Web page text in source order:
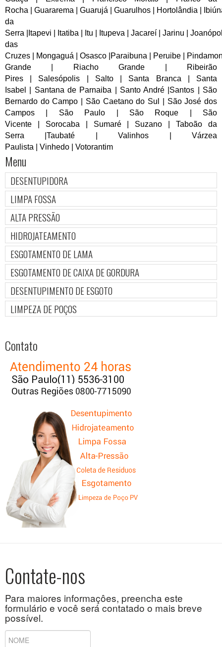
Rocha
Guararema Guarujá Guarulhos Hortolândia
da
Serra
Itapevi Itatiba Itu Itupeva Jacareí Jarinu
das
Cruzes
Mongaguá Osasco Paraibuna Peruibe
Grande
Riacho Grande
Ribeirão
Pires
Salesópolis Salto| Santa Branca
Santa
Isabel
Santana de Parnaiba Santo André Santos
São
Bernardo do Campo
São Caetano do Sul
São José dos
Campos
São Paulo São Roque
São
Vicente
Sorocaba Sumaré| Suzano |Taboão da
Serra |Taubaté |Valinhos |Várzea
Paulista
Vinhedo Votorantim
Menu
DESENTUPIDORA
LIMPA FOSSA
ALTA PRESSÃO
HIDROJATEAMENTO
ESGOTAMENTO DE LAMA
ESGOTAMENTO DE CAIXA DE GORDURA
DESENTUPIMENTO DE ESGOTO
LIMPEZA DE POÇOS
Contato
Contate-nos
Para maiores informaçôes, preencha este
formulário e você será contatado o mais breve
possível.